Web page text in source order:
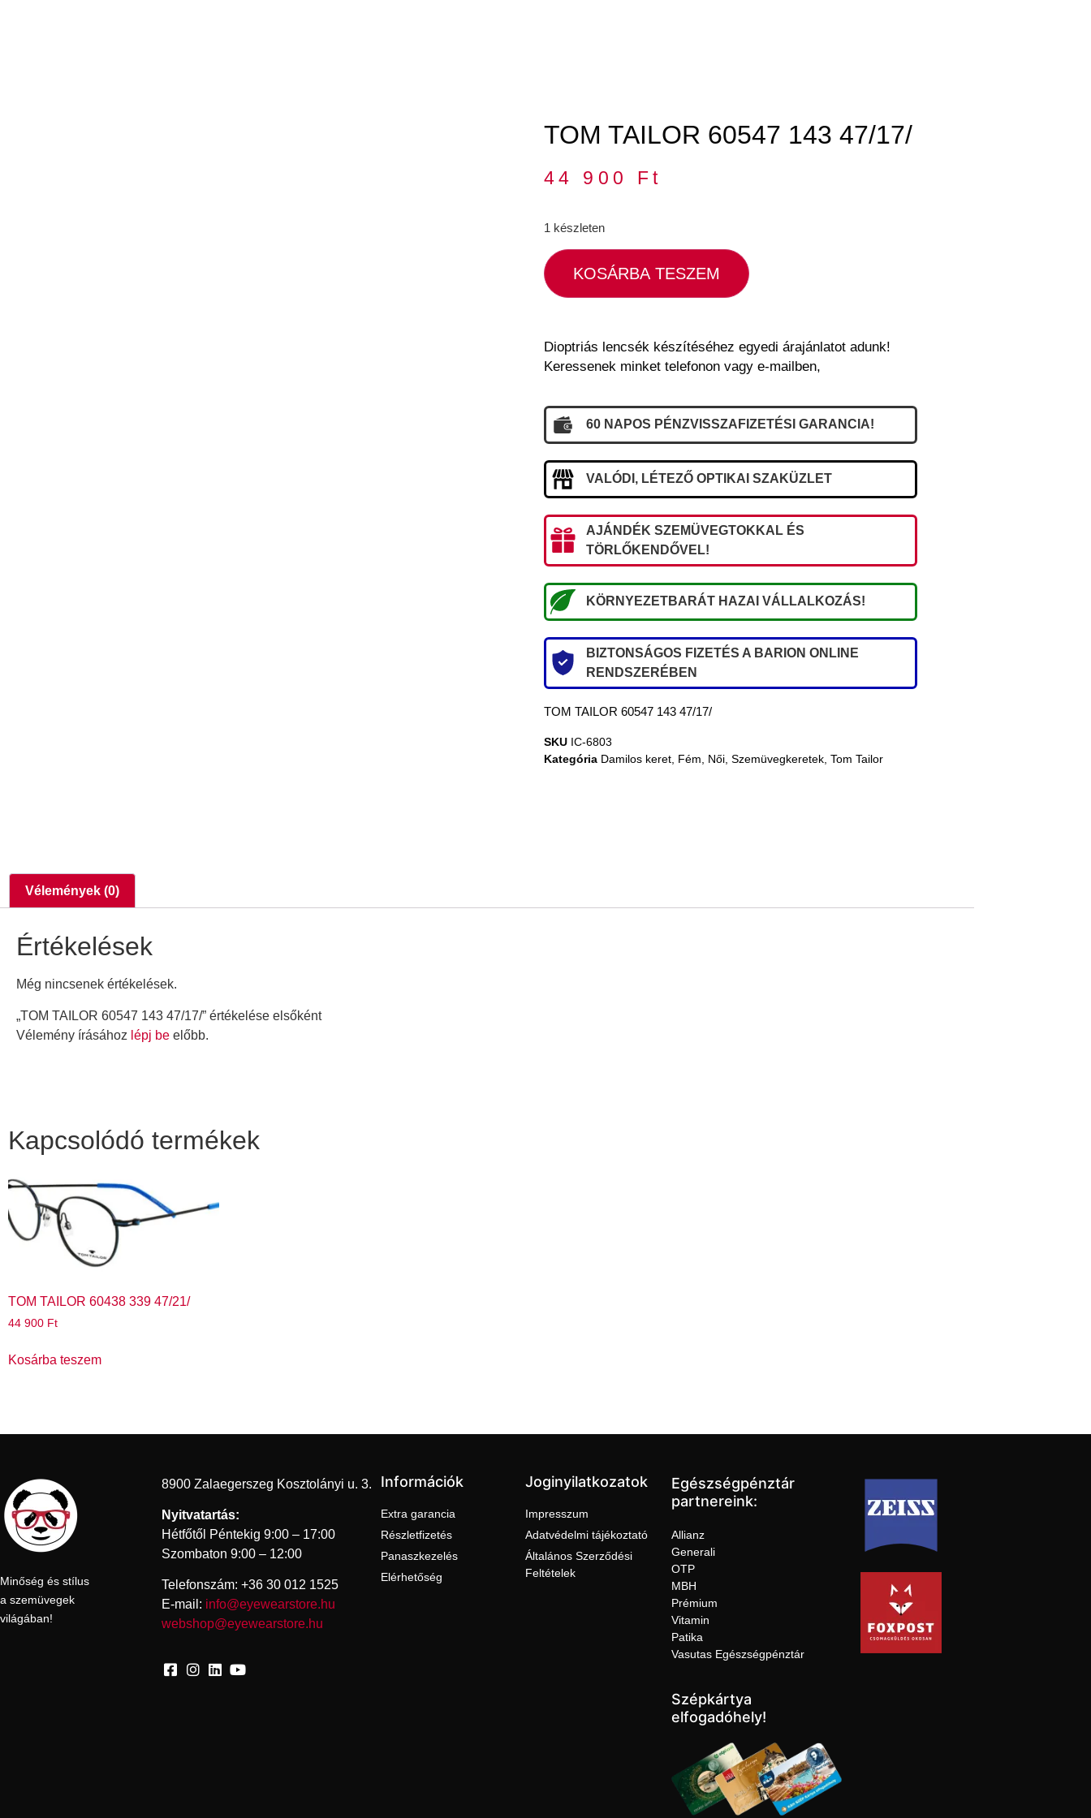
TOM TAILOR 60547 143 47/17/
44 900 Ft
1 készleten
KOSÁRBA TESZEM
Dioptriás lencsék készítéséhez egyedi árajánlatot adunk!
Keressenek minket telefonon vagy e-mailben,
60 NAPOS PÉNZVISSZAFIZETÉSI GARANCIA!
VALÓDI, LÉTEZŐ OPTIKAI SZAKÜZLET
AJÁNDÉK SZEMÜVEGTOKKAL ÉS
TÖRLŐKENDŐVEL!
KÖRNYEZETBARÁT HAZAI VÁLLALKOZÁS!
BIZTONSÁGOS FIZETÉS A BARION ONLINE
RENDSZERÉBEN
TOM TAILOR 60547 143 47/17/
SKU IC-6803
Kategória Damilos keret Fém Női Szemüvegkeretek Tom Tailor
Vélemények (0)
Értékelések
Még nincsenek értékelések.
„TOM TAILOR 60547 143 47/17/” értékelése elsőként
Vélemény írásához lépj be előbb.
Kapcsolódó termékek
TOM TAILOR 60438 339 47/21/
44 900 Ft
Kosárba teszem
Minőség és stílus
a szemüvegek
világában!
8900 Zalaegerszeg Kosztolányi u. 3.
Nyitvatartás:
Hétfőtől Péntekig 9:00 – 17:00
Szombaton 9:00 – 12:00
Telefonszám: +36 30 012 1525
E-mail: info@eyewearstore.hu
webshop@eyewearstore.hu
Információk
Extra garancia
Részletfizetés
Panaszkezelés
Elérhetőség
Joginyilatkozatok
Impresszum
Adatvédelmi tájékoztató
Általános Szerződési
Feltételek
Egészségpénztár
partnereink:
Allianz
Generali
OTP
MBH
Prémium
Vitamin
Patika
Vasutas Egészségpénztár
Szépkártya
elfogadóhely!